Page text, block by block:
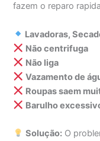
fazem o reparo
Lavadoras,
Não centrifuga
Não liga
Vazamento de
Roupas saem
Barulho
Solução: O